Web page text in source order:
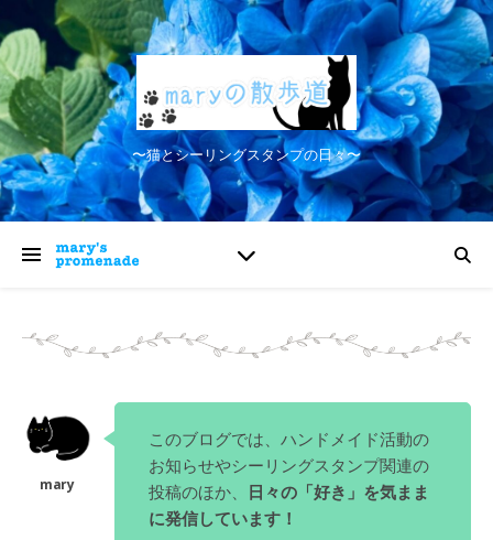
〜猫とシーリングスタンプの日々〜
このブログでは、ハンドメイド活動の
お知らせやシーリングスタンプ関連の
投稿のほか、 日々の「好き」を気まま
に発信しています！